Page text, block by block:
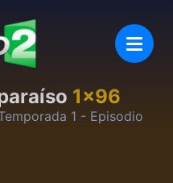
1x96
1 - Episodio